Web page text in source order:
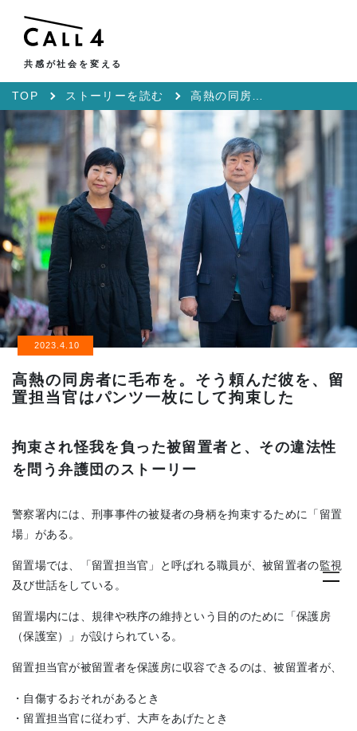
共感が社会を変える
TOP ストーリーを読む
高熱の同房者に毛布を。そう頼んだ彼を、留
置担当官はパンツ一枚にして拘束した
2023.4.10
拘束され怪我を負った被留置者と、その違法性
を問う弁護団のストーリー
警察署内には、刑事事件の被疑者の身柄を拘束するために「留置
場」がある。
留置場では、「留置担当官」と呼ばれる職員が、被留置者の監視
及び世話をしている。
留置場内には、規律や秩序の維持という目的のために「保護房
（保護室）」が設けられている。
留置担当官が被留置者を保護房に収容できるのは、被留置者が、
・自傷するおそれがあるとき
・留置担当官に従わず、大声をあげたとき